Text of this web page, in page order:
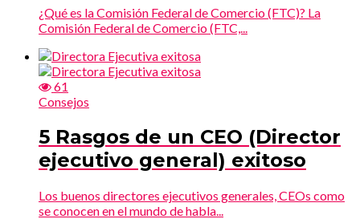
¿Qué es la Comisión Federal de Comercio (FTC)? La
Comisión Federal de Comercio (FTC,...
61
Consejos
5 Rasgos de un CEO (Director
ejecutivo general) exitoso
Los buenos directores ejecutivos generales, CEOs como
se conocen en el mundo de habla...